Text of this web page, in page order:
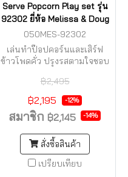
Serve Popcorn Play set รุ่น
92302 ยี่ห้อ Melissa & Doug
050MES-92302
เล่นทำป๊อปคอร์นและเสิร์ฟ
ข้าวโพดคั่ว ปรุงรสตามใจชอบ
฿2,495
฿2,195 -12%
สมาชิก ฿2,145 -14%
สั่งซื้อสินค้า
เปรียบเทียบ